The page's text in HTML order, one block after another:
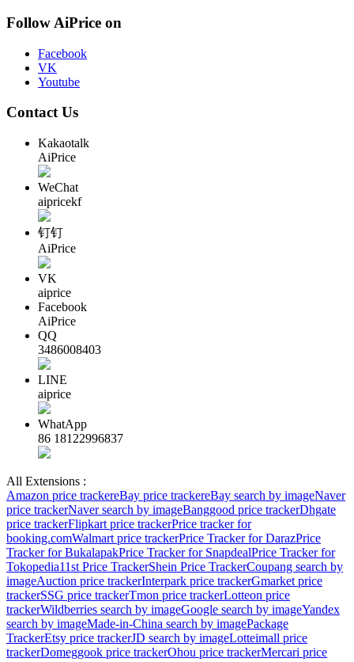
Follow AiPrice on
Facebook
VK
Youtube
Contact Us
Kakaotalk
AiPrice
WeChat
aipricekf
钉钉
AiPrice
VK
aiprice
Facebook
AiPrice
QQ
3486008403
LINE
aiprice
WhatApp
86 18122996837
All Extensions :
Amazon price trackereBay price trackereBay search by imageNaver
price trackerNaver search by imageBanggood price trackerDhgate
price trackerFlipkart price trackerPrice tracker for
booking.comWalmart price trackerPrice Tracker for DarazPrice
Tracker for BukalapakPrice Tracker for SnapdealPrice Tracker for
Tokopedia11st Price TrackerShein Price TrackerCoupang search by
imageAuction price trackerInterpark price trackerGmarket price
trackerSSG price trackerTmon price trackerLotteon price
trackerWildberries search by imageGoogle search by imageYandex
search by imageMade-in-China search by imagePackage
TrackerEtsy price trackerJD search by imageLotteimall price
trackerDomeggook price trackerOhou price trackerMercari price